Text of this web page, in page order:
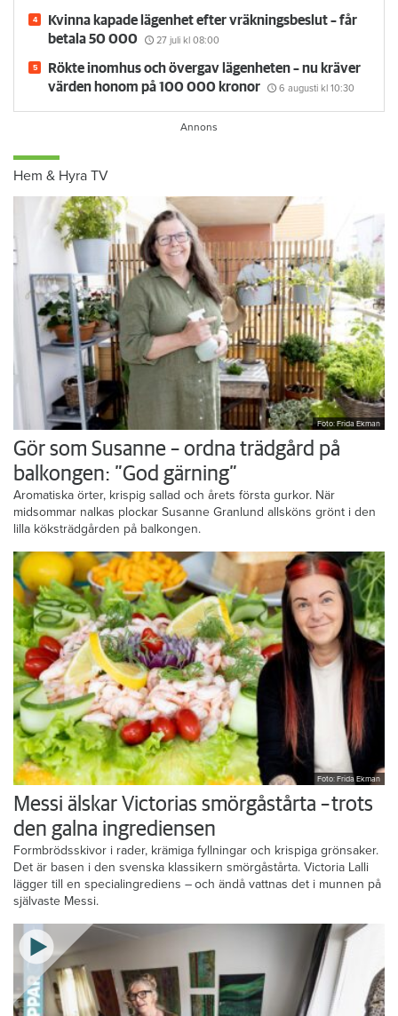
Kvinna kapade lägenhet efter vräkningsbeslut – får
betala 50 000
27 juli kl 08:00
Rökte inomhus och övergav lägenheten – nu kräver
värden honom på 100 000 kronor
6 augusti kl 10:30
Hem & Hyra TV
Foto: Frida Ekman
Gör som Susanne – ordna trädgård på
balkongen: ”God gärning”
Aromatiska örter, krispig sallad och årets första gurkor. När
midsommar nalkas plockar Susanne Granlund allsköns grönt i den
lilla köksträdgården på balkongen.
Foto: Frida Ekman
Messi älskar Victorias smörgåstårta – trots
den galna ingrediensen
Formbrödsskivor i rader, krämiga fyllningar och krispiga grönsaker.
Det är basen i den svenska klassikern smörgåstårta. Victoria Lalli
lägger till en specialingrediens – och ändå vattnas det i munnen på
självaste Messi.